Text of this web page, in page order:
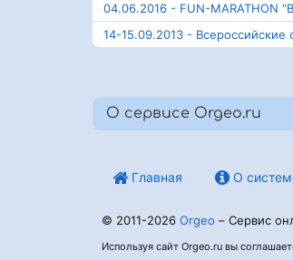
04.06.2016 - FUN-MARATHON
14-15.09.2013 - Всероссийские
О сервисе Orgeo.ru
Главная О
© 2011-2026 Orgeo – Сервис
Используя сайт Orgeo.ru вы